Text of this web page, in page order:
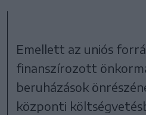
Emellett az uniós
finanszírozott
beruházások
központi